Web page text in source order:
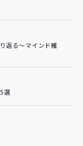
返る～マインド維
選